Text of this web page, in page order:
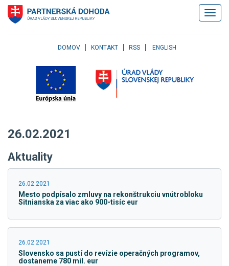
Klávesové
skratky
Skočiť
menu
na
Skočiť
stránky
DOMOV KONTAKT RSS ENGLISH
26.02.2021
Aktuality
26.02.2021
Mesto podpísalo zmluvy na rekonštrukciu vnútrobloku
Sitnianska za viac ako 900-tisíc eur
26.02.2021
Slovensko sa pustí do revízie operačných programov,
dostaneme 780 mil. eur